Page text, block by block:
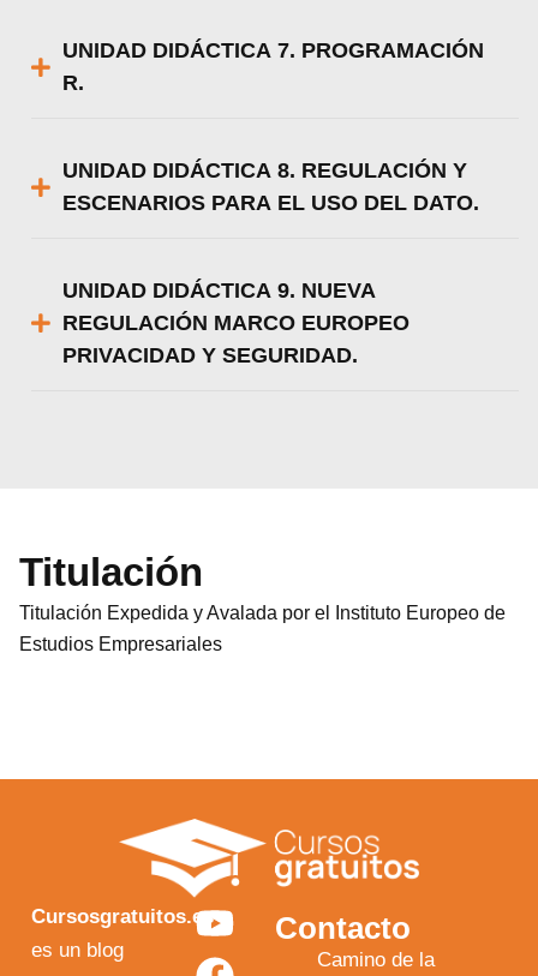
UNIDAD DIDÁCTICA 7. PROGRAMACIÓN
R.
UNIDAD DIDÁCTICA 8. REGULACIÓN Y
ESCENARIOS PARA EL USO DEL DATO.
UNIDAD DIDÁCTICA 9. NUEVA
REGULACIÓN MARCO EUROPEO
PRIVACIDAD Y SEGURIDAD.
Titulación
Titulación Expedida y Avalada por el Instituto Europeo de
Estudios Empresariales
Cursosgratuitos.es
es un blog
Y
o
F
a
I
n
X
-
Contacto
Camino de la